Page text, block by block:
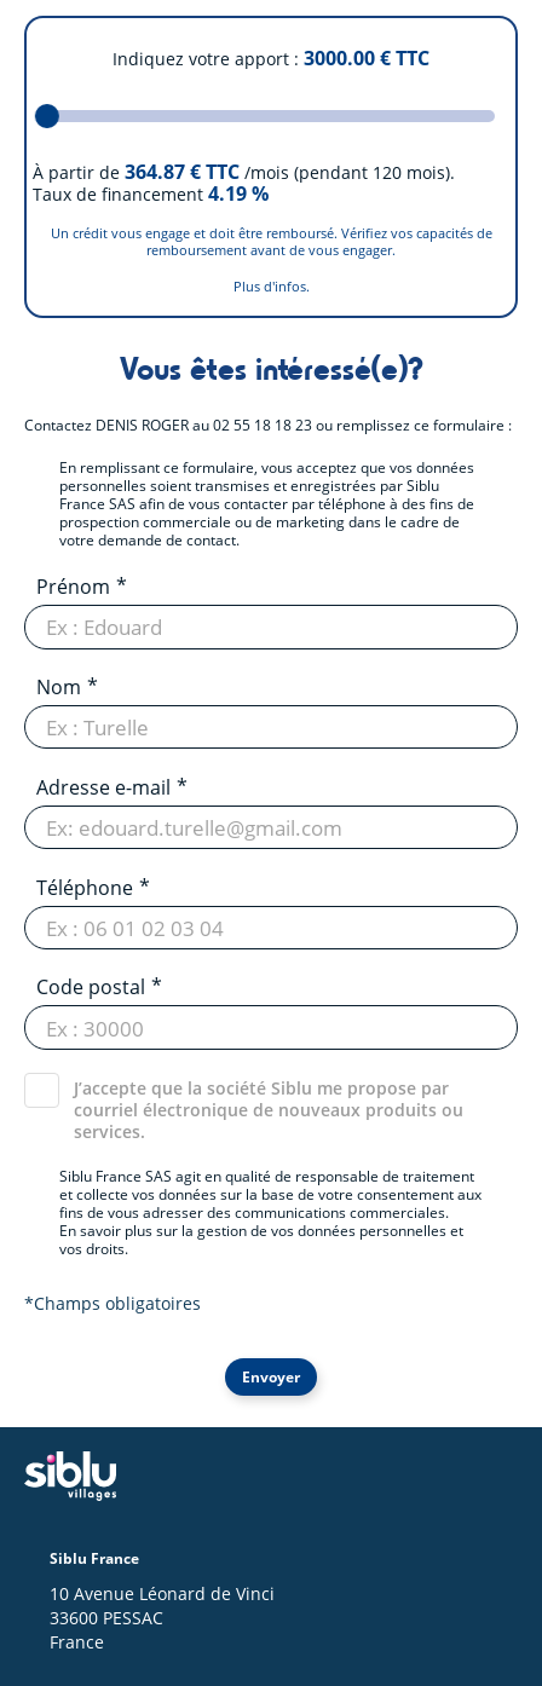
Indiquez votre apport 3000.00€ TTC
À partir de 364.87€ TTC /mois (pendant 120 mois).
Taux de financement 4.19%
Un crédit vous engage et doit être remboursé. Vérifiez vos capacités de
remboursement avant de vous engager.
Plus d'infos.
Vous êtes intéressé(e)?
Contactez DENIS ROGERau02 55 18 18 23ou remplissez ce formulaire :
En remplissant ce formulaire, vous acceptez que vos données
personnelles soient transmises et enregistrées par Siblu
France SAS afin de vous contacter par téléphone à des fins de
prospection commerciale ou de marketing dans le cadre de
votre demande de contact.
Prénom
Nom
Adresse e-mail
Téléphone
Code postal
J’accepte que la société Siblu me propose par
courriel électronique de nouveaux produits ou
services.
Siblu France SAS agit en qualité de responsable de traitement
et collecte vos données sur la base de votre consentement aux
fins de vous adresser des communications commerciales.
En savoir plus sur la gestion de vos données personnelles et
vos droits.
*Champs obligatoires
Envoyer
Siblu France
10 Avenue Léonard de Vinci
33600 PESSAC
France